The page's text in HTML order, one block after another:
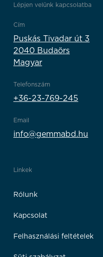
Lépjen velünk kapcsolatba
Cím
Puskás Tivadar út 3
2040 Budaörs
Magyar
Telefonszám
+36-23-769-245
Email
info@gemmabd.hu
Linkek
Rólunk
Kapcsolat
Felhasználási feltételek